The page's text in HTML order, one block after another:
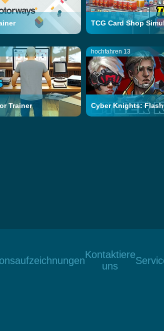
TCG Card Shop
Trainer
hochfahren 13
Cyber Knights:
Kontaktiere
uns